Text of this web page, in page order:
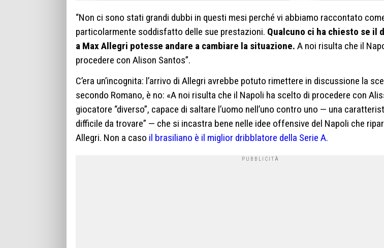
“Non ci sono stati grandi dubbi in questi mesi perché vi abbiamo raccontato
particolarmente soddisfatto delle sue prestazioni. Qualcuno ci ha chiesto se il
a Max Allegri potesse andare a cambiare la situazione. A noi risulta che il
procedere con Alison Santos”.
C’era un’incognita: l’arrivo di Allegri avrebbe potuto rimettere in discussione la
secondo Romano, è no: «A noi risulta che il Napoli ha scelto di procedere con
giocatore “diverso”, capace di saltare l’uomo nell’uno contro uno — una
difficile da trovare” — che si incastra bene nelle idee offensive del Napoli che
Allegri. Non a caso il brasiliano è il miglior dribblatore della Serie A.